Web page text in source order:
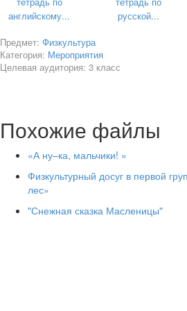
Ведущий
23 февраля наша страна отмечает
России, мощь и слава русского
Российского государства.
День защитников Отечества возник
Армии.
Ведущий
Великой Отечественной войне 1941 -
английскому...
русской...
Предмет:Физкультура
Категория: Мероприятия
Целевая аудитория: 3 класс
Похожие файлы
«А ну–ка, мальчики! »
Физкультурный досуг в первой
лес»
"Снежная сказка Масленицы"